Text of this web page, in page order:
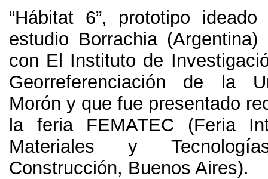
“Hábitat 6”, prototipo
estudio Borrachia(Argentina)
con El Instituto de
Georreferenciación de la
Morón y que fue presentado
la feria FEMATEC (Feria
Materiales y
Construcción, Buenos Aires).